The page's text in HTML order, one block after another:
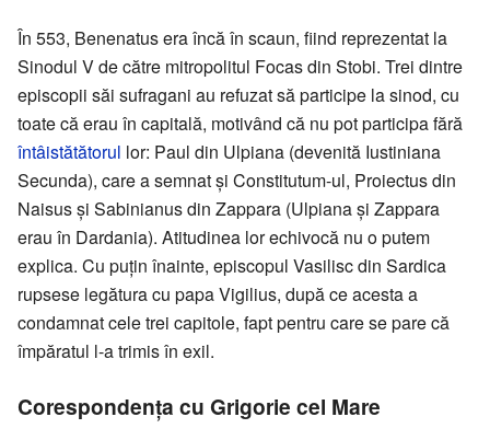
În 553, Benenatus era încă în scaun, fiind reprezentat la
Sinodul V de către mitropolitul Focas din Stobi. Trei dintre
episcopii săi sufragani au refuzat să participe la sinod, cu
toate că erau în capitală, motivând că nu pot participa fără
întâistătătorul lor: Paul din Ulpiana (devenită Iustiniana
Secunda), care a semnat și Constitutum-ul, Proiectus din
Naisus și Sabinianus din Zappara (Ulpiana și Zappara
erau în Dardania). Atitudinea lor echivocă nu o putem
explica. Cu puțin înainte, episcopul Vasilisc din Sardica
rupsese legătura cu papa Vigilius, după ce acesta a
condamnat cele trei capitole, fapt pentru care se pare că
împăratul l-a trimis în exil.
Corespondența cu Grigorie cel Mare